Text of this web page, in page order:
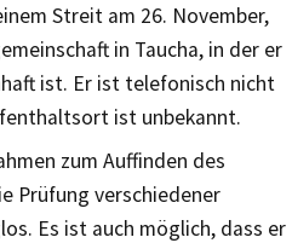
Streit am 26. November,
in Taucha, in der er
ist. Er ist telefonisch nicht
ist unbekannt.
zum Auffinden des
Prüfung verschiedener
Es ist auch möglich, dass er